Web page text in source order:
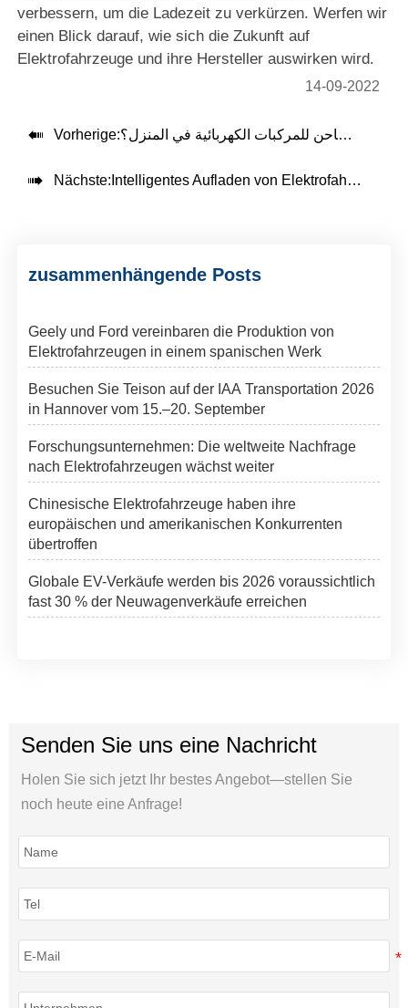
verbessern, um die Ladezeit zu verkürzen. Werfen wir
einen Blick darauf, wie sich die Zukunft auf
Elektrofahrzeuge und ihre Hersteller auswirken wird.
14-09-2022
 Vorherige:هل يمكنني تركيب شاحن للمركبات الكهربائية في المنزل؟
 Nächste: Intelligentes Aufladen von Elektrofahrzeugen zu Hause: Dynamischer Lastausgleich erklärt
zusammenhängende Posts
Geely und Ford vereinbaren die Produktion von
Elektrofahrzeugen in einem spanischen Werk
Besuchen Sie Teison auf der IAA Transportation 2026
in Hannover vom 15.–20. September
Forschungsunternehmen: Die weltweite Nachfrage
nach Elektrofahrzeugen wächst weiter
Chinesische Elektrofahrzeuge haben ihre
europäischen und amerikanischen Konkurrenten
übertroffen
Globale EV-Verkäufe werden bis 2026 voraussichtlich
fast 30 % der Neuwagenverkäufe erreichen
Senden Sie uns eine Nachricht
Holen Sie sich jetzt Ihr bestes Angebot—stellen Sie
noch heute eine Anfrage!